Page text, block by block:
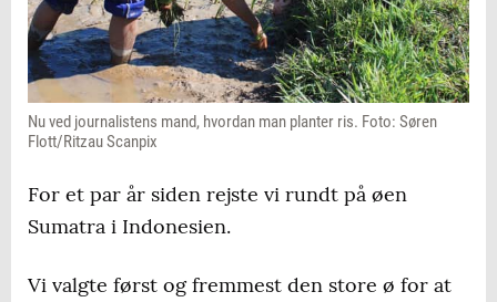
Nu ved journalistens mand, hvordan man planter ris. Foto: Søren
Flott/Ritzau Scanpix
For et par år siden rejste vi rundt på øen
Sumatra i Indonesien.
Vi valgte først og fremmest den store ø for at